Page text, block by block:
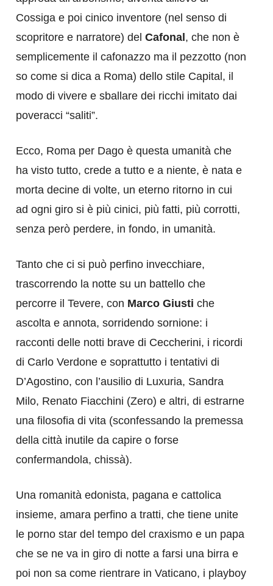
Cossiga e poi cinico inventore (nel senso di
scopritore e narratore) del Cafonal , che non è
semplicemente il cafonazzo ma il pezzotto (non
so come si dica a Roma) dello stile Capital, il
modo di vivere e sballare dei ricchi imitato dai
poveracci “saliti”.
Ecco, Roma per Dago è questa umanità che
ha visto tutto, crede a tutto e a niente, è nata e
morta decine di volte, un eterno ritorno in cui
ad ogni giro si è più cinici, più fatti, più corrotti,
senza però perdere, in fondo, in umanità.
Tanto che ci si può perfino invecchiare,
trascorrendo la notte su un battello che
percorre il Tevere, con Marco Giusti che
ascolta e annota, sorridendo sornione: i
racconti delle notti brave di Ceccherini, i ricordi
di Carlo Verdone e soprattutto i tentativi di
D’Agostino, con l’ausilio di Luxuria, Sandra
Milo, Renato Fiacchini (Zero) e altri, di estrarne
una filosofia di vita (sconfessando la premessa
della città inutile da capire o forse
confermandola, chissà).
Una romanità edonista, pagana e cattolica
insieme, amara perfino a tratti, che tiene unite
le porno star del tempo del craxismo e un papa
che se ne va in giro di notte a farsi una birra e
poi non sa come rientrare in Vaticano, i playboy